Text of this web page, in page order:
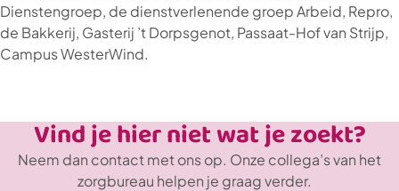
Dienstengroep, de dienstverlenende groep Arbeid, Repro,
de Bakkerij, Gasterij ’t Dorpsgenot, Passaat-Hof van Strijp,
Campus WesterWind.
Vind je hier niet wat je zoekt?
Neem dan contact met ons op. Onze collega’s van het
zorgbureau helpen je graag verder.